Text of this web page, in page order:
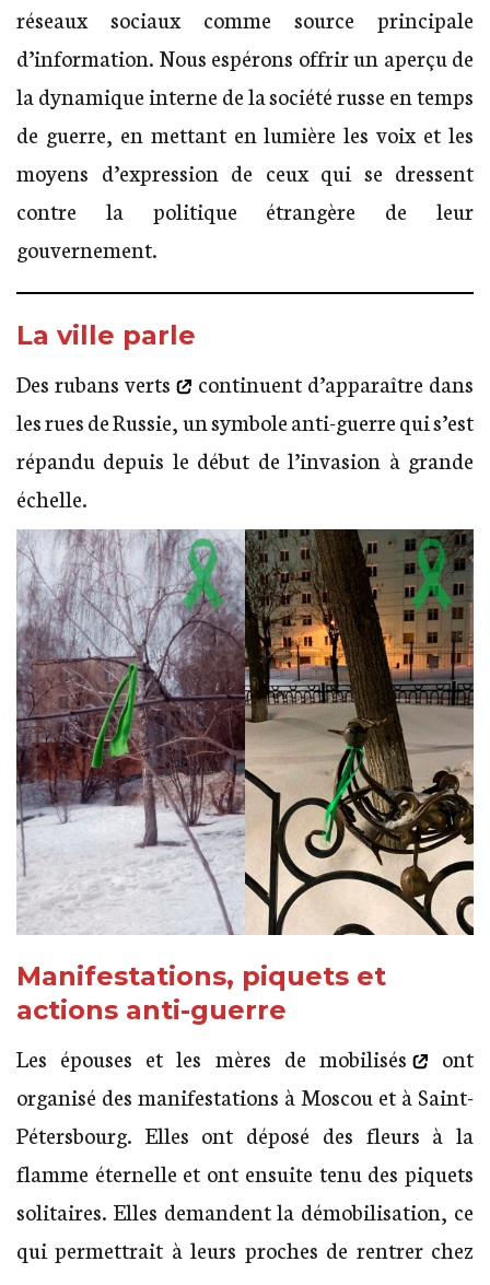
réseaux sociaux comme source principale
d’information. Nous espérons offrir un aperçu de
la dynamique interne de la société russe en temps
de guerre, en mettant en lumière les voix et les
moyens d’expression de ceux qui se dressent
contre la politique étrangère de leur
gouvernement.
La ville parle
Des rubans verts
continuent d’apparaître dans
les rues de Russie, un symbole anti-guerre qui s’est
répandu depuis le début de l’invasion à grande
échelle.
Manifestations, piquets et
actions anti-guerre
Les épouses et les mères de mobilisés
ont
organisé des manifestations à Moscou et à Saint-
Pétersbourg. Elles ont déposé des fleurs à la
flamme éternelle et ont ensuite tenu des piquets
solitaires. Elles demandent la démobilisation, ce
qui permettrait à leurs proches de rentrer chez